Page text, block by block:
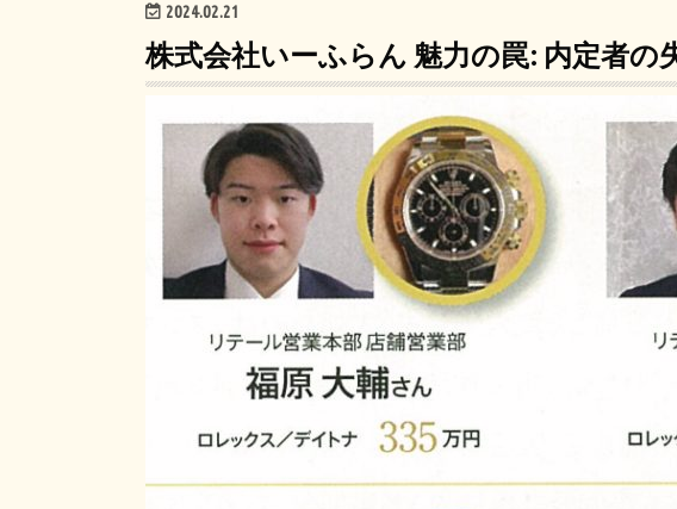
2024.02.21
株式会社いーふらん 魅力の罠: 内定者の